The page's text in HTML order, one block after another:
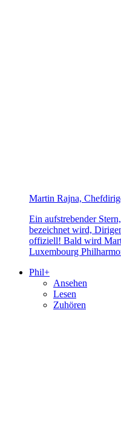
Martin Rajna,
Ein aufstrebender
bezeichnet wird,
offiziell! Bald wird
Luxembourg
Phil+
Ansehen
Lesen
Zuhören